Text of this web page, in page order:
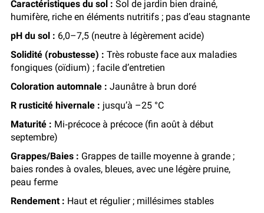
Caractéristiques du sol : Sol de jardin bien drainé,
humifère, riche en éléments nutritifs ; pas d’eau stagnante
pH du sol : 6,0–7,5 (neutre à légèrement acide)
Solidité (robustesse) : Très robuste face aux maladies
fongiques (oïdium) ; facile d’entretien
Coloration automnale : Jaunâtre à brun doré
R rusticité hivernale : jusqu’à –25 °C
Maturité : Mi‑précoce à précoce (fin août à début
septembre)
Grappes/Baies : Grappes de taille moyenne à grande ;
baies rondes à ovales, bleues, avec une légère pruine,
peau ferme
Rendement : Haut et régulier ; millésimes stables